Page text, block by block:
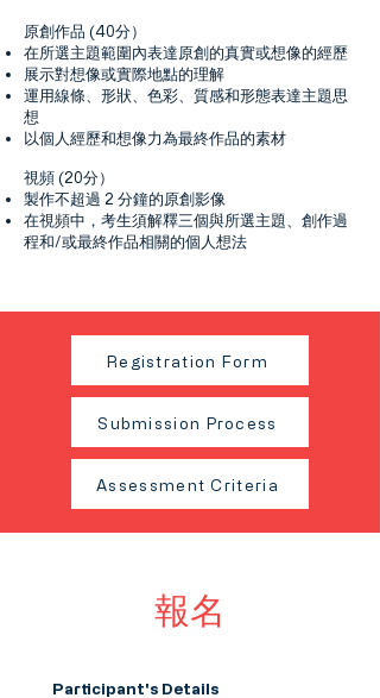
原創作品 (40分）
在所選主題範圍內表達原創的真實或想像的經歷
展示對想像或實際地點的理解
運用線條、形狀、色彩、質感和形態表達主題思
想
以個人經歷和想像力為最終作品的素材
視頻 (20分）
製作不超過 2 分鐘的原創影像
在視頻中，考生須解釋三個與所選主題、創作過
程和/或最終作品相關的個人想法
Registration Form
Submission Process
Assessment Criteria
​報名
Participant's Details